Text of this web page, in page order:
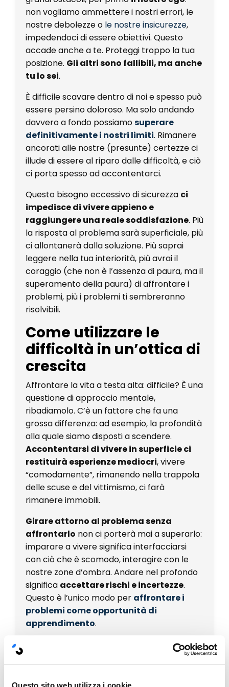
Questo sito web utilizza i cookie
non vogliamo ammettere i nostri errori, le
nostre debolezze o le nostre insicurezze,
impedendoci di essere obiettivi. Questo
accade anche a te. Proteggi troppo la tua
posizione. Gli altri sono fallibili, ma anche
tu lo sei.
È difficile scavare dentro di noi e spesso può
essere persino doloroso. Ma solo andando
davvero a fondo possiamosuperare
definitivamente i nostri limiti. Rimanere
ancorati alle nostre (presunte) certezze ci
illude di essere al riparo dalle difficoltà, e ciò
ci porta spesso ad accontentarci.
Questo bisogno eccessivo di sicurezza ci
impedisce di vivere appieno e
raggiungere una reale soddisfazione. Più
la risposta al problema sarà superficiale, più
ci allontanerà dalla soluzione. Più saprai
leggere nella tua interiorità, più avrai il
coraggio (che non è l’assenza di paura, ma il
superamento della paura) di affrontare i
problemi, più i problemi ti sembreranno
risolvibili.
Come utilizzare le
difficoltà in un’ottica di
crescita
Affrontare la vita a testa alta: difficile? È una
questione di approccio mentale,
ribadiamolo. C’è un fattore che fa una
grossa differenza: ad esempio, la profondità
alla quale siamo disposti a scendere.
Accontentarsi di vivere in superficie ci
restituirà esperienze mediocri, vivere
“comodamente”, rimanendo nella trappola
delle scuse e del vittimismo, ci farà
rimanere immobili.
Girare attorno al problema senza
affrontarlo non ci porterà mai a superarlo:
imparare a vivere significa interfacciarsi
con ciò che è scomodo, interagire con le
nostre zone d’ombra. Andare nel profondo
significa accettare rischi e incertezze.
Questo è l’unico modo per affrontare i
problemi come opportunità di
apprendimento.
Tre regole per aprire la
mente e imparare a
uscire dalla propria